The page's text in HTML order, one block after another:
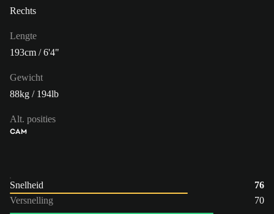
Rechts
Lengte
193cm / 6'4"
Gewicht
88kg / 194lb
Alt. posities
CAM
Snelheid
76
Versnelling
70